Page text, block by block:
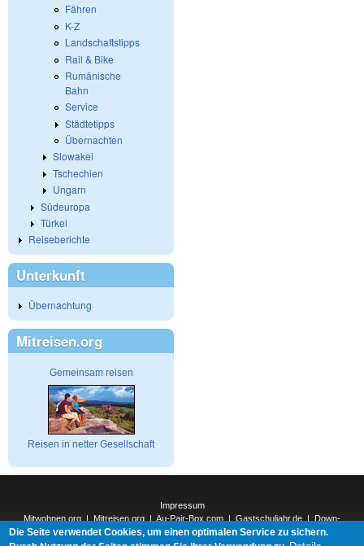
Fähren
K-Z
Landschaftstipps
Rail & Bike
Rumänische
Bahn
Service
Städtetipps
Übernachten
Slowakei
Tschechien
Ungarn
Südeuropa
Türkei
Reiseberichte
Unterkunft
Übernachtung
Mitreisen.org
Gemeinsam reisen
Reisen in netter Gesellschaft
Impressum
Mitwohnen.org | Mitreisen.org | Au-Pair-Box.com | Gastschuljahr.de | Down-
Under.org |Elderpair.com|
Die Seite verwendet Cookies, um einen optimalen Service zu sichern.